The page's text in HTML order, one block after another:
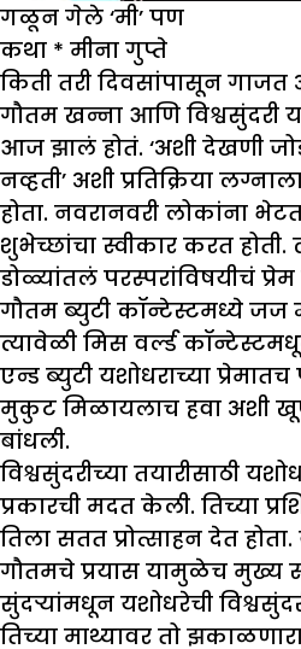
गळून गेले ‘मी’ पण
कथा * मीना गुप्ते
किती तरी दिवसांपासून गाजत
गौतम खन्ना आणि विश्वसुंदरी
आज झालं होतं. ‘अशी देखणी
नव्हती’ अशी प्रतिक्रिया
होता. नवरानवरी लोकांना भेटत
शुभेच्छांचा स्वीकार करत होती.
डोळ्यांतलं परस्परांविषयीचं
गौतम ब्युटी कॉन्टेस्टमध्ये जज
त्यावेळी मिस वर्ल्ड
एन्ड ब्युटी यशोधराच्या प्रेमातच
मुकुट मिळायलाच हवा अशी
बांधली.
विश्वसुंदरीच्या तयारीसाठी
प्रकारची मदत केली. तिच्या
तिला सतत प्रोत्साहन देत
गौतमचे प्रयास यामुळेच मुख्य
सुंदऱ्यांमधून यशोधरेची
तिच्या माथ्यावर तो